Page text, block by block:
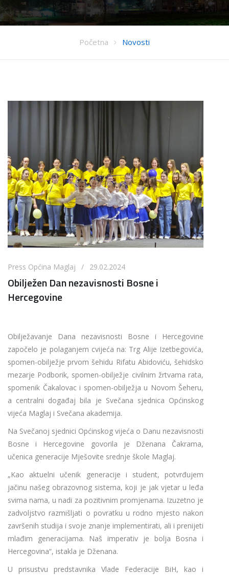
Početna Novosti
Press Općina Maglaj / 29.02.2024
Obilježen Dan nezavisnosti Bosne i
Hercegovine
Obilježavanje Dana nezavisnosti Bosne i Hercegovine
započelo je polaganjem cvijeća na: Trg Alije Izetbegovića,
spomen-obilježje prvom šehidu Rifatu Abidoviću, šehidsko
mezarje Podborik, spomen-obilježje civilnim žrtvama rata,
spomenik Čakalovac i spomen-obilježja u Novom Šeheru,
a centralni događaj bila je Svečana sjednica Općinskog
vijeća Maglaj i Svečana akademija.
Na Svečanoj sjednici Općinskog vijeća o Danu nezavisnosti
Bosne i Hercegovine govorila je Dženana Čakrama,
učenica generacije Mješovite srednje škole Maglaj.
„Kao aktuelni učenik generacije i student, potvrđujem
jačinu našeg obrazovnog sistema, koji je jak vjetar u leđa
svima nama, u nadi za pozitivnim promjenama. Izuzetno je
zadvoljstvo razmišljati o povratku u rodno mjesto nakon
završenih studija i svoje znanje implementirati, ali i prenijeti
mlađim generacijama. Naš imperativ je bolja Bosna i
Hercegovina“, istakla je Dženana.
U prisustvu predstavnika Vlade Federacije BiH, kao i